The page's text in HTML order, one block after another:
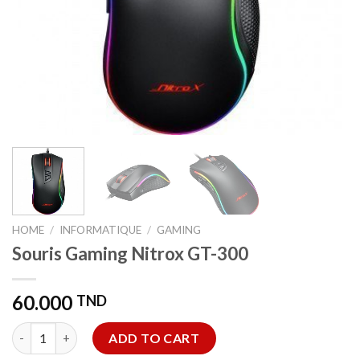
HOME / INFORMATIQUE / GAMING
Souris Gaming Nitrox GT-300
60.000 TND
Souris Gaming Nitrox GT-300 quantity
ADD TO CART